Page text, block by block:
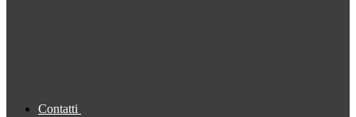
Contatti